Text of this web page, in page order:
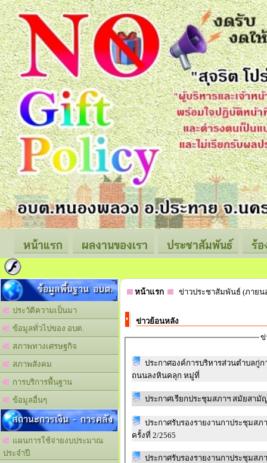
หน้าแรก ผลงานของเรา ประชาสัมพันธ์ ร้
ข้อมูลพื้นฐาน อบต.
ประวัติความเป็นมา
ข้อมูลทั่วไปของ อบต.
สภาพทางเศรษฐกิจ
สภาพสังคม
การบริการพื้นฐาน
ข้อมูลอื่นๆ
สถานะการเงิน - การคลัง
แผนการใช้จ่ายงบประมาณ
ประจำปี
หน้าแรก ข่าวประชาสัมพันธ์ (ภาย
ข่าวย้อนหลัง
ข่
ประกาศองค์การบริหารส่วนตำบลกู่
ถนนลงหินคลุก หมู่ที่
ประกาศเรียกประชุมสภาฯ สมัยสามั
ประกาศรับรองรายงานกาประชุมส
ครั้งที่ 2/2565
ประกาศรับรองรายงานกาประชุมส